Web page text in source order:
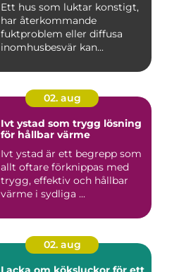
Ett hus som luktar konstigt,
har återkommande
fuktproblem eller diffusa
inomhusbesvär kan...
02. aug
Ivt ystad som trygg lösning
för hållbar värme
Ivt ystad är ett begrepp som
allt oftare förknippas med
trygg, effektiv och hållbar
värme i sydliga ...
02. aug